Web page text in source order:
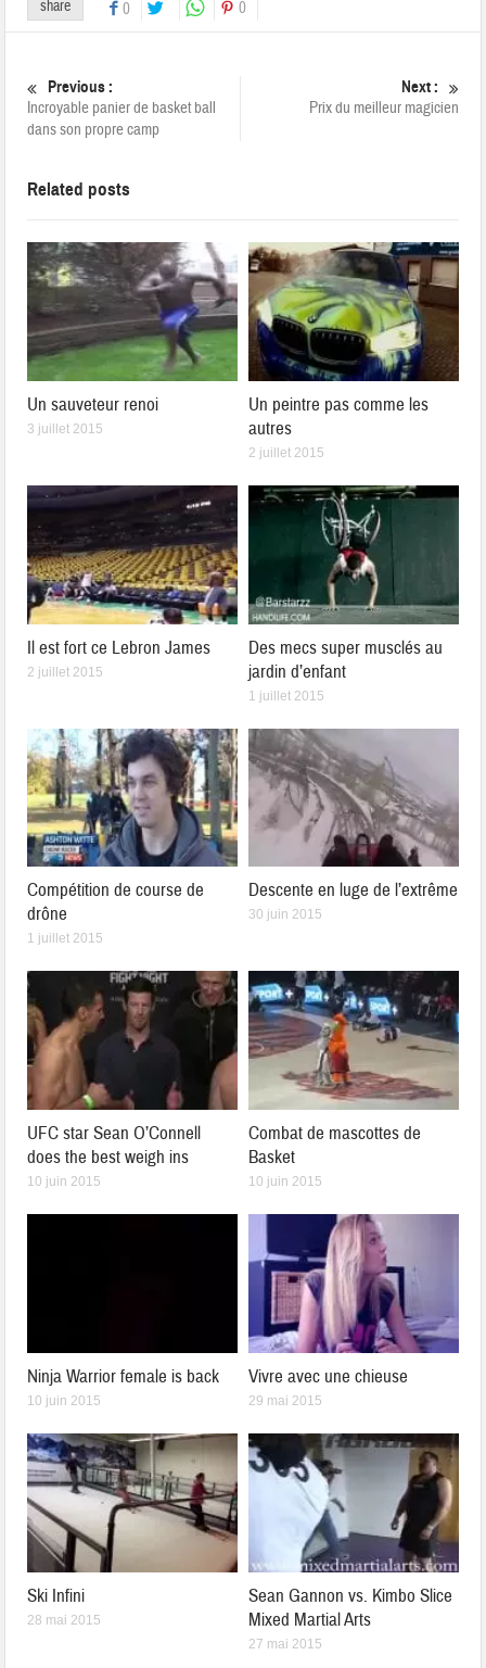
share 0 0
Previous :
Incroyable panier de basket ball
dans son propre camp
Next :
Prix du meilleur magicien
Related posts
Un sauveteur renoi
3 juillet 2015
Un peintre pas comme les
autres
2 juillet 2015
Il est fort ce Lebron James
2 juillet 2015
Des mecs super musclés au
jardin d’enfant
1 juillet 2015
Compétition de course de
drône
1 juillet 2015
Descente en luge de l’extrême
30 juin 2015
UFC star Sean O’Connell
does the best weigh ins
10 juin 2015
Combat de mascottes de
Basket
10 juin 2015
Ninja Warrior female is back
10 juin 2015
Vivre avec une chieuse
29 mai 2015
Ski Infini
28 mai 2015
Sean Gannon vs. Kimbo Slice
Mixed Martial Arts
27 mai 2015